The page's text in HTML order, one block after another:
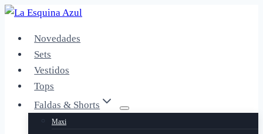
Saltar
contenidoNovedades
Sets
Vestidos
Tops
Faldas & Shorts
Maxi